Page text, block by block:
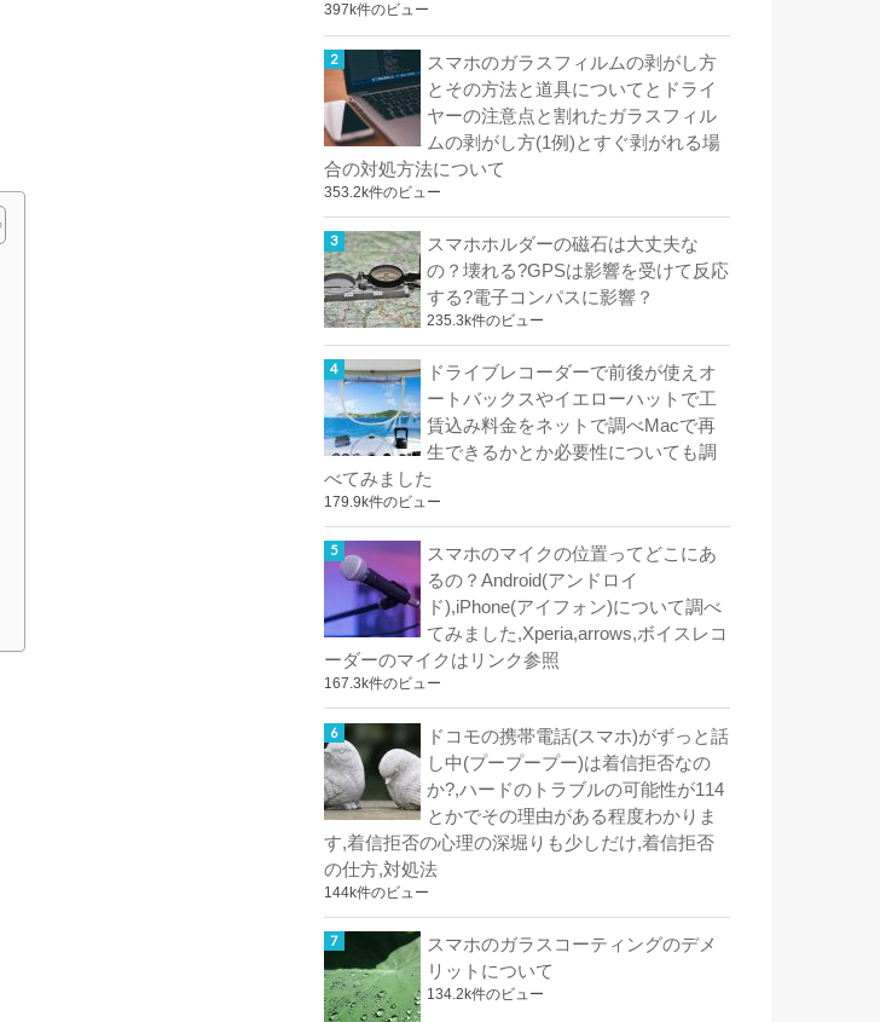
397k件のビュー
スマホのガラスフィルムの剥がし方
とその方法と道具についてとドライ
ヤーの注意点と割れたガラスフィル
ムの剥がし方(1例)とすぐ剥がれる場
合の対処方法について
353.2k件のビュー
スマホホルダーの磁石は大丈夫な
の？壊れる?GPSは影響を受けて反応
する?電子コンパスに影響？
235.3k件のビュー
ドライブレコーダーで前後が使えオ
ートバックスやイエローハットで工
賃込み料金をネットで調べMacで再
生できるかとか必要性についても調
べてみました
179.9k件のビュー
スマホのマイクの位置ってどこにあ
るの？Android(アンドロイ
ド),iPhone(アイフォン)について調べ
てみました,Xperia,arrows,ボイスレコ
ーダーのマイクはリンク参照
167.3k件のビュー
ドコモの携帯電話(スマホ)がずっと話
し中(プープープー)は着信拒否なの
か?,ハードのトラブルの可能性が114
とかでその理由がある程度わかりま
す,着信拒否の心理の深堀りも少しだけ,着信拒否
の仕方,対処法
144k件のビュー
スマホのガラスコーティングのデメ
リットについて
134.2k件のビュー